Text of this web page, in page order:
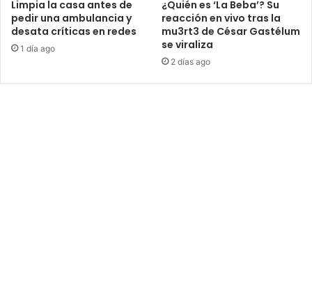
Limpia la casa antes de
pedir una ambulancia y
desata críticas en redes
1 día ago
¿Quién es ‘La Beba’? Su
reacción en vivo tras la
mu3rt3 de César Gastélum
se viraliza
2 días ago